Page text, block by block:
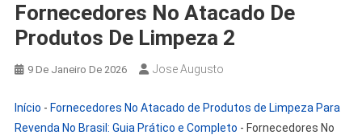
Fornecedores No Atacado De
Produtos De Limpeza 2
9 De Janeiro De 2026 Jose Augusto
Início - Fornecedores No Atacado de Produtos de Limpeza Para
Revenda No Brasil: Guia Prático e Completo - Fornecedores No